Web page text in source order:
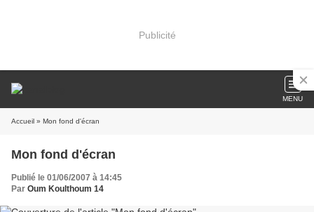
Publicité
MENU
Accueil » Mon fond d'écran
Mon fond d'écran
Publié le 01/06/2007 à 14:45
Par Oum Koulthoum 14